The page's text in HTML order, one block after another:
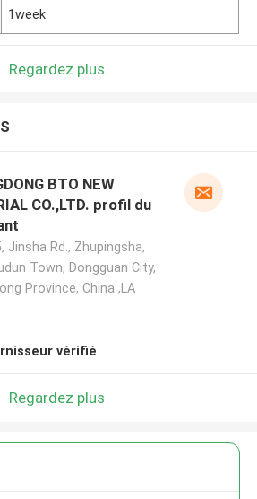
1week
Regardez plus
BTO NEW
CO.,LTD. profil du
Jinsha Rd., Zhupingsha,
Town, Dongguan City,
Province, China ,LA
vérifié
Regardez plus